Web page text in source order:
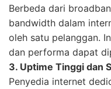
Berbeda dari
bandwidth dalam
oleh satu pelanggan.
dan performa dapat
3. Uptime Tinggi dan
Penyedia internet